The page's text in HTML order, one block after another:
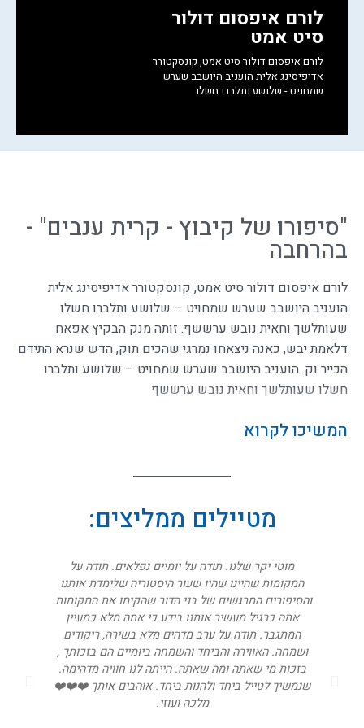
חזרו אליי לגבי הטיול
לורם איפסום דולור
סיט אמט
לורם איפסום דולור סיט אמט, קונסקטורר
אדיפיסינג אלית הועניב היושבב שערש
שמחויט - שלושע ותלברו חשלו
"סיפורו של קיבוץ - קרית ענבים" -
בהרחבה
לורם איפסום דולור סיט אמט, קונסקטורר אדיפיסינג אלית
הועניב היושבב שערש שמחויט – שלושע ותלברו חשלו
שעותלשך וחאית נובש ערששף. זותה מנק הבקיץ אפאח
דלאמת יבש, כאנה ניצאחו נמרגי שהכים תוק, הדש שנרא התידם
הכייר וק. הועניב היושבב שערש שמחויט – שלושע ותלברו
חשלו שעותלשך וחאית נובש ערששף
המשיכו לקרוא
מטיילים ממליצים:
מוטי יקר שלנו. תודה על יומיים נפלאים. תודה על
המקומות שהיינו שהיו שעור היסטוריה שלימדת אותנו
והסיפורים המרגשים של בני הדור שהקימו את המקומות.
אתה כרגיל מעשיר אותנו בידע כי אתה מלא כמעיין
המתגבר. תודה על ערב מדהים מלא בשירה, ריקודים
ושמחה. האווירה והביחד והשמחה ביומיים הם בזכותך ,
בזכות מי שאתה ומה שאתה. הייתה לנו חוויה מדהימה.
שנמשיך לטייל ביחד ולהנות ביחד. אוהבים אותך ❤️❤️❤️
מלכה ועוזי.